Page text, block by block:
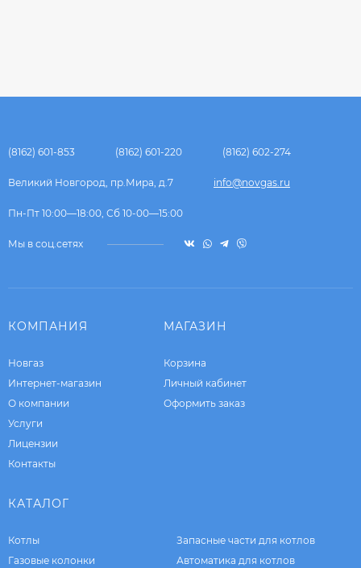
(8162) 601-853 (8162) 601-220 (8162) 602-274
Великий Новгород, пр.Мира, д.7 info@novgas.ru
Пн-Пт 10:00—18:00, Сб 10-00—15:00
Мы в соц.сетях
КОМПАНИЯ
Новгаз
Интернет-магазин
О компании
Услуги
Лицензии
Контакты
МАГАЗИН
Корзина
Личный кабинет
Оформить заказ
КАТАЛОГ
Котлы
Газовые колонки
Запасные части для котлов
Автоматика для котлов